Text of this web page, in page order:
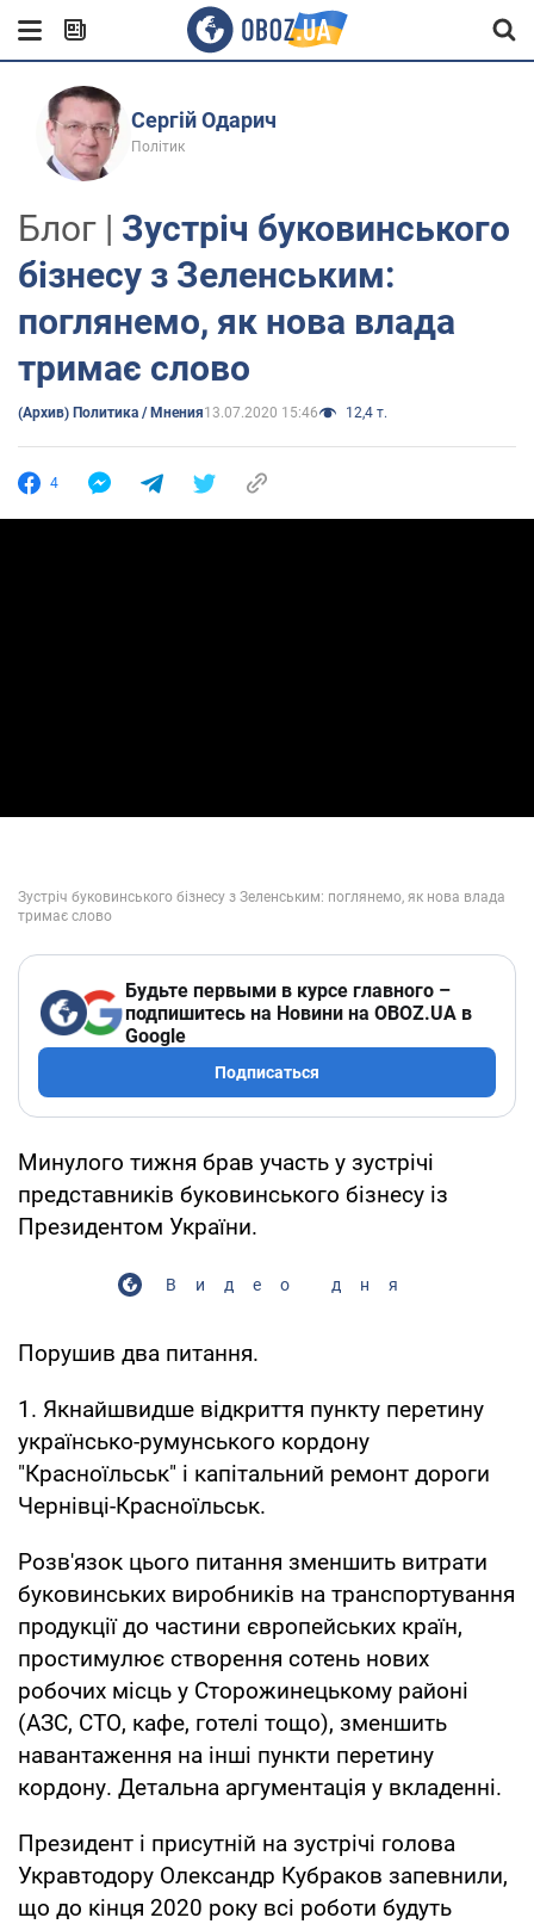
Сергій Одарич
Політик
Блог | Зустріч буковинського
бізнесу з Зеленським:
поглянемо, як нова влада
тримає слово
(Архив) Политика / Мнения13.07.2020 15:46 12,4 т.
4
Будьте первыми в курсе главного –
подпишитесь на Новини на OBOZ.UA в
Google
Подписаться
Минулого тижня брав участь у зустрічі
представників буковинського бізнесу із
Президентом України.
Видео дня
Порушив два питання.
1. Якнайшвидше відкриття пункту перетину
українсько-румунського кордону
"Красноїльськ" і капітальний ремонт дороги
Чернівці-Красноїльськ.
Розв'язок цього питання зменшить витрати
буковинських виробників на транспортування
продукції до частини європейських країн,
простимулює створення сотень нових
робочих місць у Сторожинецькому районі
(АЗС, СТО, кафе, готелі тощо), зменшить
навантаження на інші пункти перетину
кордону. Детальна аргументація у вкладенні.
Президент і присутній на зустрічі голова
Укравтодору Олександр Кубраков запевнили,
що до кінця 2020 року всі роботи будуть